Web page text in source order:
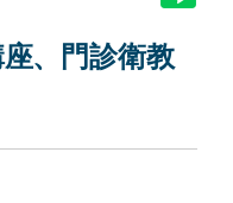
座、門診衛教